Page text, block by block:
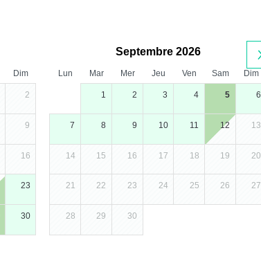
Dim
2
9
16
23
30
Septembre 2026
Lun Mar Mer Jeu Ven Sam Dim
1 2 3 4 5 6
7 8 9 10 11 12 13
14 15 16 17 18 19 20
21 22 23 24 25 26 27
28 29 30